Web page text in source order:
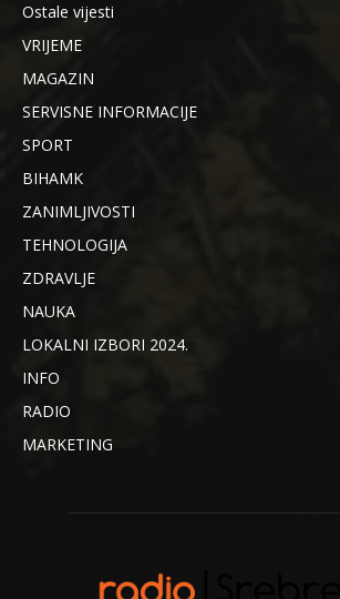
Ostale vijesti
VRIJEME
MAGAZIN
SERVISNE INFORMACIJE
SPORT
BIHAMK
ZANIMLJIVOSTI
TEHNOLOGIJA
ZDRAVLJE
NAUKA
LOKALNI IZBORI 2024.
INFO
RADIO
MARKETING